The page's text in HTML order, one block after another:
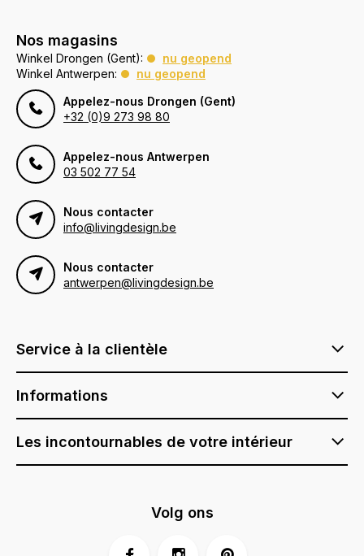
Nos magasins
Winkel Drongen (Gent):
nu geopend
Winkel Antwerpen:
nu geopend
Appelez-nous Drongen (Gent)
+32 (0)9 273 98 80
Appelez-nous Antwerpen
03 502 77 54
Nous contacter
info@livingdesign.be
Nous contacter
antwerpen@livingdesign.be
Service à la clientèle
Informations
Les incontournables de votre intérieur
Volg ons